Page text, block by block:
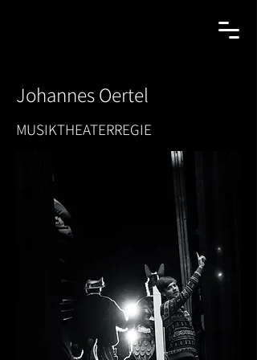
Johannes Oertel
MUSIKTHEATERREGIE